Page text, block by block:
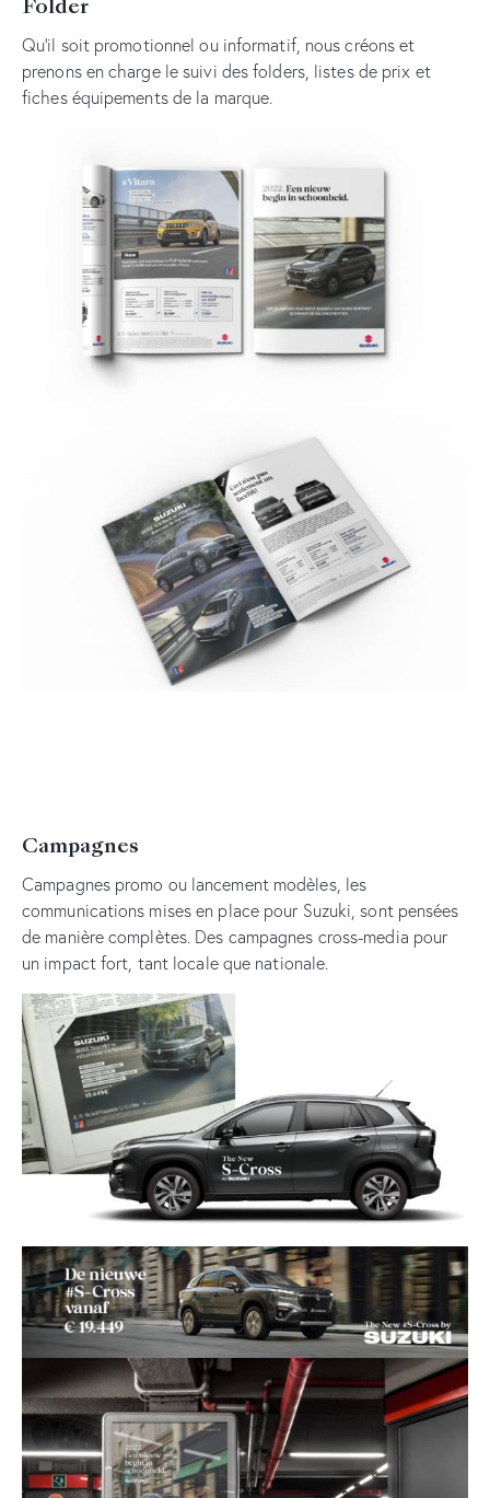
Qu’il soit promotionnel ou informatif, nous créons et
prenons en charge le suivi des folders, listes de prix et
fiches équipements de la marque.
Campagnes
Campagnes promo ou lancement modèles, les
communications mises en place pour Suzuki, sont pensées
de manière complètes. Des campagnes cross-media pour
un impact fort, tant locale que nationale.